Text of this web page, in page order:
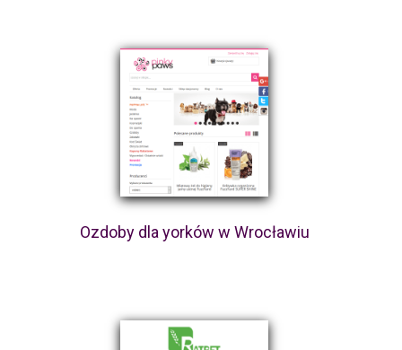
Ozdoby dla yorków w Wrocławiu